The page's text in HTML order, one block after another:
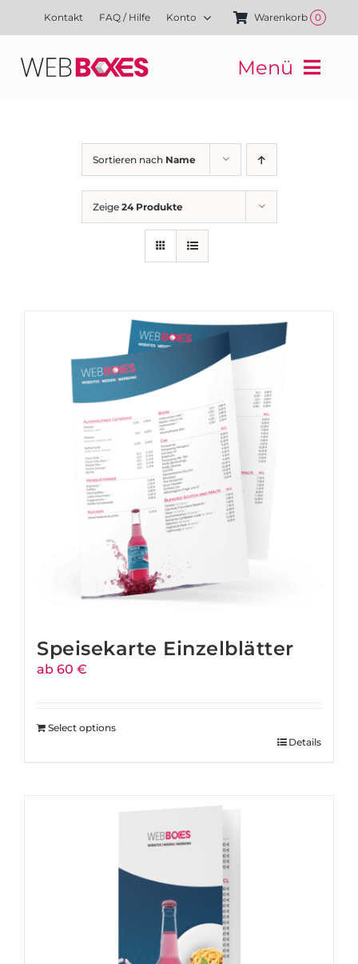
Kontakt FAQ / Hilfe Konto Warenkorb 0
Menü
Kampagnen
Referenzen
Finanzierung
Sortieren nach Name
Zeige 24 Produkte
Speisekarte Einzelblätter
ab 60 €
Select options
Details